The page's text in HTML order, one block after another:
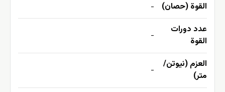
القوة (حصان) -
عدد دورات
القوة
-
العزم (نيوتن/
متر)
-